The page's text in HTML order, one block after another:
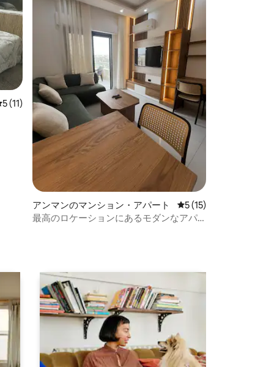
ビュー11件、5つ星中5つ星の平均評価
5 (11)
アンマンのマンション・アパート レビュー15件、5
5 (15)
最高のロケーションにあるモダンなアパ